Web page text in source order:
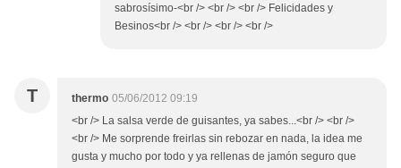
sabrosísimo-<br /> <br /> <br /> Felicidades y
Besinos<br /> <br /> <br /> <br />
T thermo 05/06/2012 09:19
<br /> La salsa verde de guisantes, ya sabes...<br /> <br />
<br /> Me sorprende freirlas sin rebozar en nada, la idea me
gusta y mucho por todo y ya rellenas de jamón seguro que